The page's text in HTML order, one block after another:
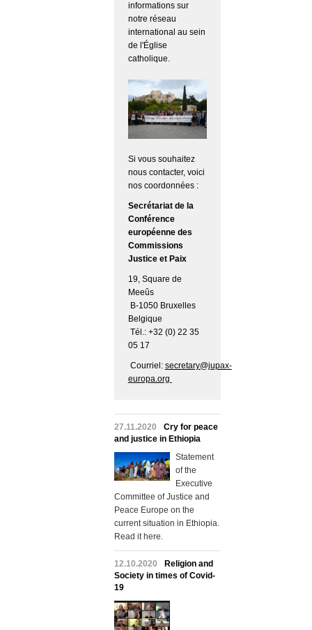
informations sur
notre réseau
international au sein
de l'Église
catholique.
Si vous souhaitez
nous contacter, voici
nos coordonnées :
Secrétariat de la
Conférence
européenne des
Commissions
Justice et Paix
19, Square de
Meeûs
B-1050 Bruxelles
Belgique
Tél.: +32 (0) 22 35
05 17
Courriel: secretary@jupax-
europa.org
27.11.2020
Cry for peace
and justice in Ethiopia
Statement
of the
Executive
Committee of Justice and
Peace Europe on the
current situation in Ethiopia.
Read it here.
12.10.2020
Religion and
Society in times of Covid-
19